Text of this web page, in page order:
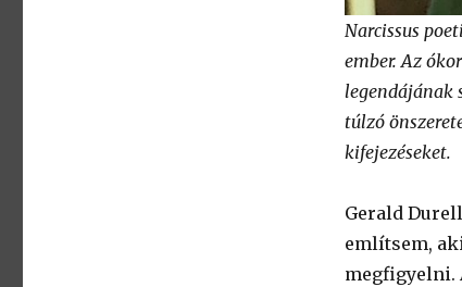
Narcissus
ember. Az
legendájának
túlzó
kifejezéseket.
Gerald
említsem,
megfigyelni.